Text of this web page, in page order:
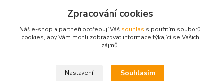
+420774877333
obchod@zipsy.cz
Zpracování cookies
Náš e-shop a partneři potřebují Váš souhlas s použitím souborů
cookies, aby Vám mohli zobrazovat informace týkající se Vašich
zájmů.
Nastavení Souhlasím